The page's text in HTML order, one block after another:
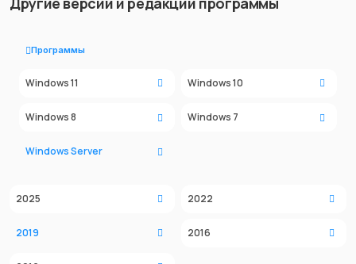
Программы
Windows 11 Windows 10
Windows 8 Windows 7
Windows Server
2025 2022
2019 2016